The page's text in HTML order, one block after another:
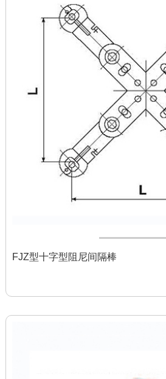
FJZ型十字型阻尼间隔棒